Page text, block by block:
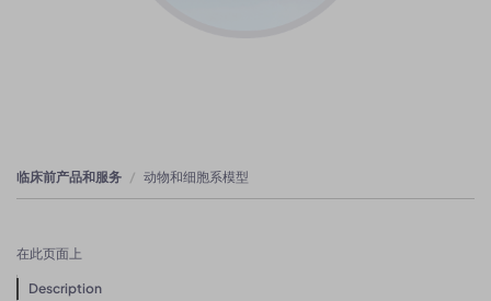
临床前产品和服务 动物和细胞系模型
在此页面上
Description